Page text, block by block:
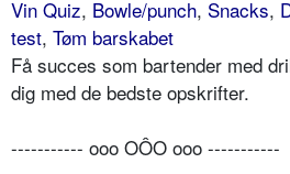
Vin Quiz, Bowle/punch, Snacks,
test, Tøm barskabet
Få succes som bartender med
dig med de bedste opskrifter.
----------- ooo OÔO ooo -----------